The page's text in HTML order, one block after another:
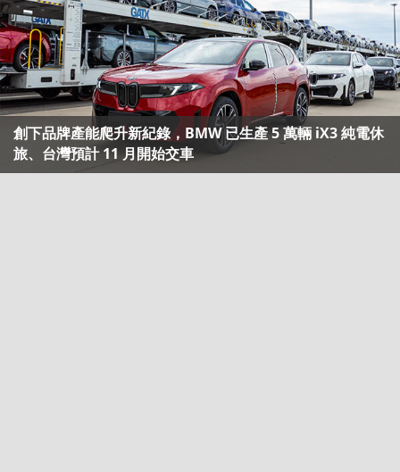
創下品牌產能爬升新紀錄，BMW 已生產 5 萬輛 iX3 純電休
旅、台灣預計 11 月開始交車